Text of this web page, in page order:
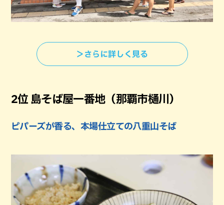
＞さらに詳しく見る
2位 島そば屋一番地（那覇市樋川）
ピパーズが香る、本場仕立ての八重山そば